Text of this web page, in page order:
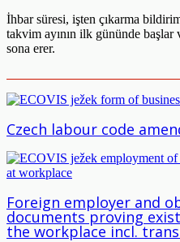
İhbar süresi, işten çıkarma
takvim ayının ilk gününde
sona erer.
Czech labour code
Foreign employer and
documents proving
the workplace incl.